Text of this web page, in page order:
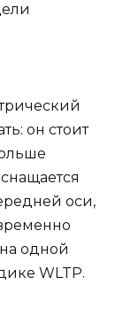
он стоит
оси,
одной
WLTP.